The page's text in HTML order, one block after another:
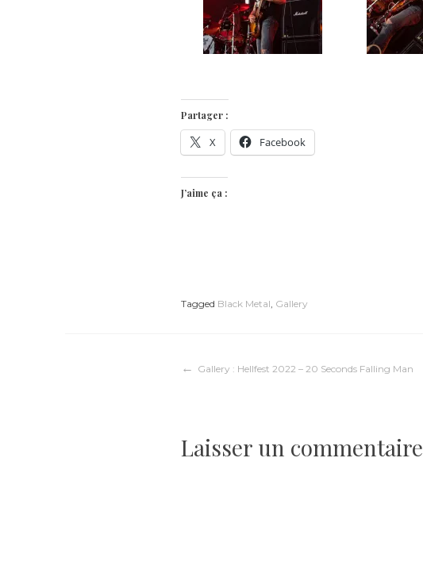
Partager :
X Facebook
J’aime ça :
Tagged Black Metal Gallery
Navigation
l’article
Gallery : Hellfest 2022 – 20 Seconds Falling Man
Laisser un commentaire